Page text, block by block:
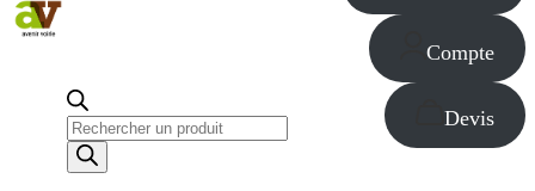
Recherche
de
produits
Compte
Devis